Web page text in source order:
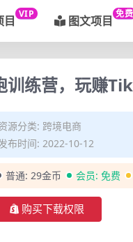
目 VIP 图文项目 免费
练营，玩赚
源分类: 跨境电商
布时间: 2022-10-12
普通: 29金币 会员: 免费
购买下载权限